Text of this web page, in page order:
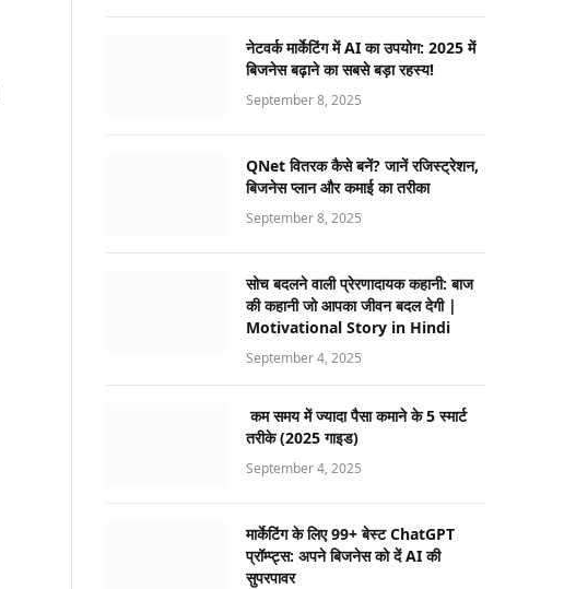
नेटवर्क मार्केटिंग में AI का उपयोग: 2025 में
बिजनेस बढ़ाने का सबसे बड़ा रहस्य!
September 8, 2025
QNet वितरक कैसे बनें? जानें रजिस्ट्रेशन,
बिजनेस प्लान और कमाई का तरीका
September 8, 2025
सोच बदलने वाली प्रेरणादायक कहानी: बाज
की कहानी जो आपका जीवन बदल देगी |
Motivational Story in Hindi
September 4, 2025
कम समय में ज्यादा पैसा कमाने के 5 स्मार्ट
तरीके (2025 गाइड)
September 4, 2025
मार्केटिंग के लिए 99+ बेस्ट ChatGPT
प्रॉम्प्ट्स: अपने बिजनेस को दें AI की
सुपरपावर